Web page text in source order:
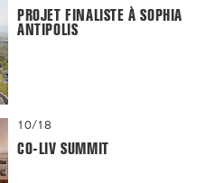
PROJET FINALISTE À SOPHIA
ANTIPOLIS
10/18
CO-LIV SUMMIT